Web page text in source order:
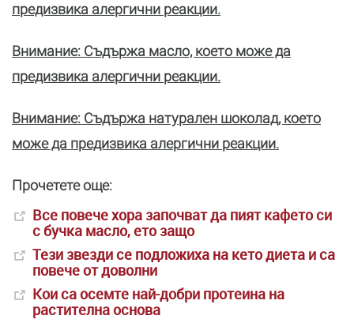
предизвика алергични реакции.
Внимание: Съдържа масло, което може да
предизвика алергични реакции.
Внимание: Съдържа натурален шоколад, което
може да предизвика алергични реакции.
Прочетете още:
Все повече хора започват да пият кафето си
с бучка масло, ето защо
Тези звезди се подложиха на кето диета и са
повече от доволни
Кои са осемте най-добри протеина на
растителна основа